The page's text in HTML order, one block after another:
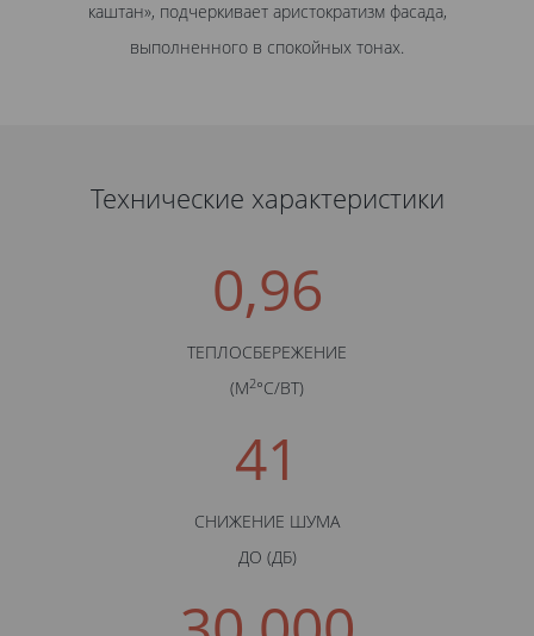
каштан», подчеркивает аристократизм фасада,
выполненного в спокойных тонах.
Технические характеристики
0,96
ТЕПЛОСБЕРЕЖЕНИЕ
(М2°С/BТ)
41
СНИЖЕНИЕ ШУМА
ДО (ДБ)